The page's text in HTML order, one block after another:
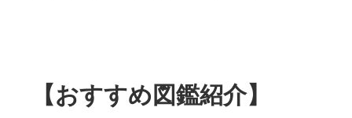
【おすすめ図鑑紹介】